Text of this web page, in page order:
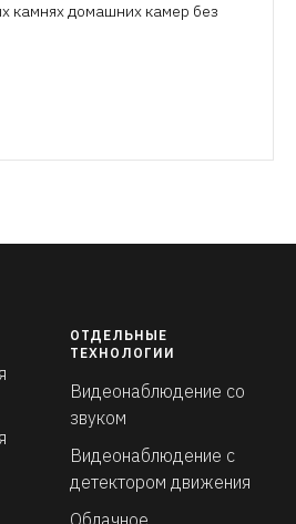
камнях домашних камер без
ОТДЕЛЬНЫЕ
ТЕХНОЛОГИИ
Видеонаблюдение со
звуком
Видеонаблюдение с
детектором движения